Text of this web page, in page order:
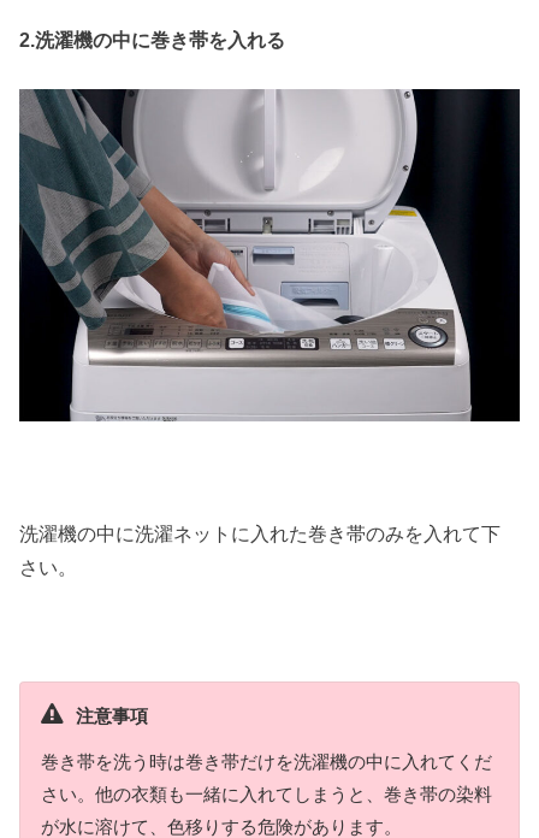
2.洗濯機の中に巻き帯を入れる
洗濯機の中に洗濯ネットに入れた巻き帯のみを入れて下
さい。
注意事項
巻き帯を洗う時は巻き帯だけを洗濯機の中に入れてくだ
さい。他の衣類も一緒に入れてしまうと、巻き帯の染料
が水に溶けて、色移りする危険があります。